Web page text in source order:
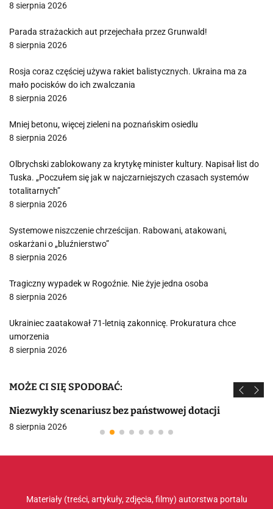
8 sierpnia 2026
Parada strażackich aut przejechała przez Grunwald!
8 sierpnia 2026
Rosja coraz częściej używa rakiet balistycznych. Ukraina ma za
mało pocisków do ich zwalczania
8 sierpnia 2026
Mniej betonu, więcej zieleni na poznańskim osiedlu
8 sierpnia 2026
Olbrychski zablokowany za krytykę minister kultury. Napisał list do
Tuska. „Poczułem się jak w najczarniejszych czasach systemów
totalitarnych”
8 sierpnia 2026
Systemowe niszczenie chrześcijan. Rabowani, atakowani,
oskarżani o „bluźnierstwo”
8 sierpnia 2026
Tragiczny wypadek w Rogoźnie. Nie żyje jedna osoba
8 sierpnia 2026
Ukrainiec zaatakował 71-letnią zakonnicę. Prokuratura chce
umorzenia
8 sierpnia 2026
MOŻE CI SIĘ SPODOBAĆ:
Niezwykły scenariusz bez państwowej dotacji
8 sierpnia 2026
Materiały (treści, artykuły, zdjęcia, filmy) autorstwa portalu